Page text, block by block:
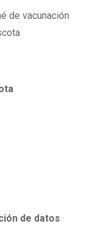
de vacunación
de datos